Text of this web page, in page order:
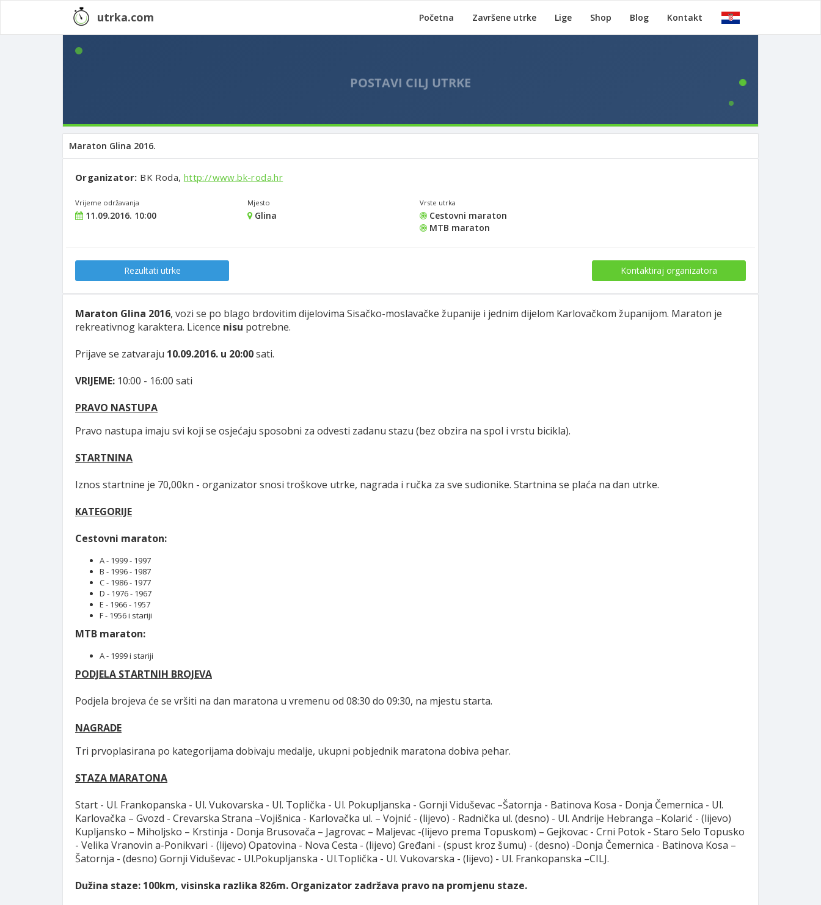
utrka.com Početna Završene utrke Lige Shop Blog Kontakt
Maraton Glina 2016.
Organizator: BK Roda, http://www.bk-roda.hr
Vrijeme održavanja
11.09.2016. 10:00
Mjesto
Glina
Vrste utrka
Cestovni maraton
MTB maraton
Rezultati utrke Kontaktiraj organizatora
Maraton Glina 2016, vozi se po blago brdovitim dijelovima Sisačko-moslavačke županije i jednim dijelom Karlovačkom županijom. Maraton je
rekreativnog karaktera. Licence nisu potrebne.
Prijave se zatvaraju 10.09.2016. u 20:00sati.
VRIJEME: 10:00 - 16:00 sati
PRAVO NASTUPA
Pravo nastupa imaju svi koji se osjećaju sposobni za odvesti zadanu stazu (bez obzira na spol i vrstu bicikla).
STARTNINA
Iznos startnine je 70,00kn - organizator snosi troškove utrke, nagrada i ručka za sve sudionike. Startnina se plaća na dan utrke.
KATEGORIJE
Cestovni maraton:
A - 1999 - 1997
B - 1996 - 1987
C - 1986 - 1977
D - 1976 - 1967
E - 1966 - 1957
F - 1956 i stariji
MTB maraton:
A - 1999 i stariji
PODJELA STARTNIH BROJEVA
Podjela brojeva će se vršiti na dan maratona u vremenu od 08:30 do 09:30, na mjestu starta.
NAGRADE
Tri prvoplasirana po kategorijama dobivaju medalje, ukupni pobjednik maratona dobiva pehar.
STAZA MARATONA
Start - Ul. Frankopanska - Ul. Vukovarska - Ul. Toplička - Ul. Pokupljanska - Gornji Viduševac –Šatornja - Batinova Kosa - Donja Čemernica - Ul.
Karlovačka – Gvozd - Crevarska Strana –Vojišnica - Karlovačka ul. – Vojnić - (lijevo) - Radnička ul. (desno) - Ul. Andrije Hebranga –Kolarić - (lijevo)
Kupljansko – Miholjsko – Krstinja - Donja Brusovača – Jagrovac – Maljevac -(lijevo prema Topuskom) – Gejkovac - Crni Potok - Staro Selo Topusko
- Velika Vranovin a-Ponikvari - (lijevo) Opatovina - Nova Cesta - (lijevo) Gređani - (spust kroz šumu) - (desno) -Donja Čemernica - Batinova Kosa –
Šatornja - (desno) Gornji Viduševac - Ul.Pokupljanska - Ul.Toplička - Ul. Vukovarska - (lijevo) - Ul. Frankopanska –CILJ.
Dužina staze: 100km, visinska razlika 826m. Organizator zadržava pravo na promjenu staze.